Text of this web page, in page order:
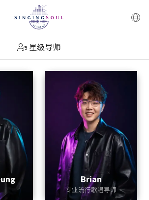
星级导师
Brian
专业流行歌唱导师
扫瞄器